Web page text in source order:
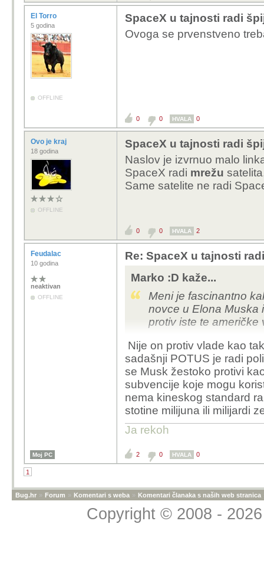
El Torro
5 godina
OFFLINE
SpaceX u tajnosti radi
Ovoga se prvenstveno
0 0 HVALA 0
Ovo je kraj
18 godina
OFFLINE
SpaceX u tajnosti radi
Naslov je izvrnuo malo
SpaceX radi mrežu
Same satelite ne radi
0 0 HVALA 2
Feudalac
10 godina
neaktivan
OFFLINE
Re: SpaceX u tajnosti
Marko :D kaže...
Meni je fascinantno
novce u Elona Muska
protiv iste te
Nije on protiv vlade kao
sadašnji POTUS je radi
se Musk žestoko protivi
subvencije koje mogu
nema kineskog standard
stotine milijuna ili milijardi
Ja rekoh
Moj PC 2 0 HVALA 0
1
Bug.hr » Forum » Komentari s weba » Komentari članaka s naših web stranica
Copyright © 2008 -